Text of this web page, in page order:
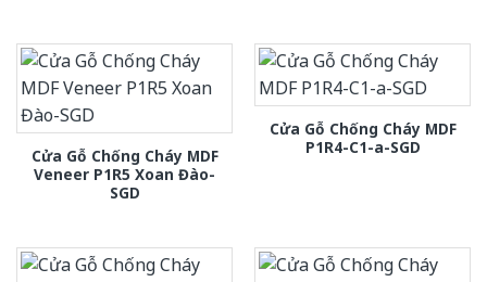
Cửa Gỗ Chống Cháy MDF
Veneer P1R5 Xoan Đào-
SGD
Cửa Gỗ Chống Cháy MDF
P1R4-C1-a-SGD